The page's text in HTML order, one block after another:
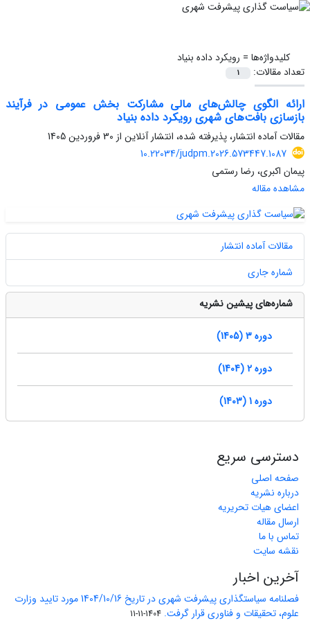
کلیدواژه‌ها = رویکرد داده بنیاد
تعداد مقالات:
1
ارائه الگوی چالش‌های مالی مشارکت بخش عمومی در فرآیند
بازسازی بافت‌های شهری رویکرد داده بنیاد
مقالات آماده انتشار، پذیرفته شده، انتشار آنلاین از 30 فروردین 1405
10.22034/judpm.2026.573447.1087
پیمان اکبری، رضا رستمی
مشاهده مقاله
مقالات آماده انتشار
شماره جاری
شماره‌های پیشین نشریه
دوره 3 (1405)
دوره 2 (1404)
دوره 1 (1403)
دسترسی سریع
صفحه اصلی
درباره نشریه
اعضای هیات تحریریه
ارسال مقاله
تماس با ما
نقشه سایت
آخرین اخبار
فصلنامه سیاستگذاری پیشرفت شهری در تاریخ 1404/10/16 مورد تایید وزارت
علوم، تحقیقات و فناوری قرار گرفت. 1404-11-11